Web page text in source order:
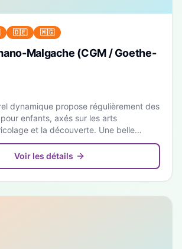
🇩🇪 🇲🇬
Malgache (CGM / Goethe-
dynamique propose régulièrement des
enfants, axés sur les arts
et la découverte. Une belle
dans une ambiance conviviale.
Voir les détails